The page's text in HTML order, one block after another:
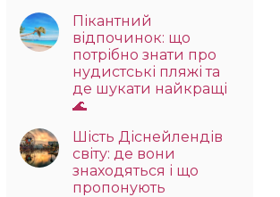
волонтерів: як правильно
підібрати захист для
поїздок у гарячі точки
Пікантний
відпочинок: що
потрібно знати про
нудистські пляжі та
де шукати найкращі
🌊
Шість Діснейлендів
світу: де вони
знаходяться і що
пропонують